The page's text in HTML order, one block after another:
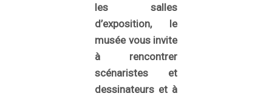
les salles
d’exposition, le
musée vous invite
à rencontrer
scénaristes et
dessinateurs et à